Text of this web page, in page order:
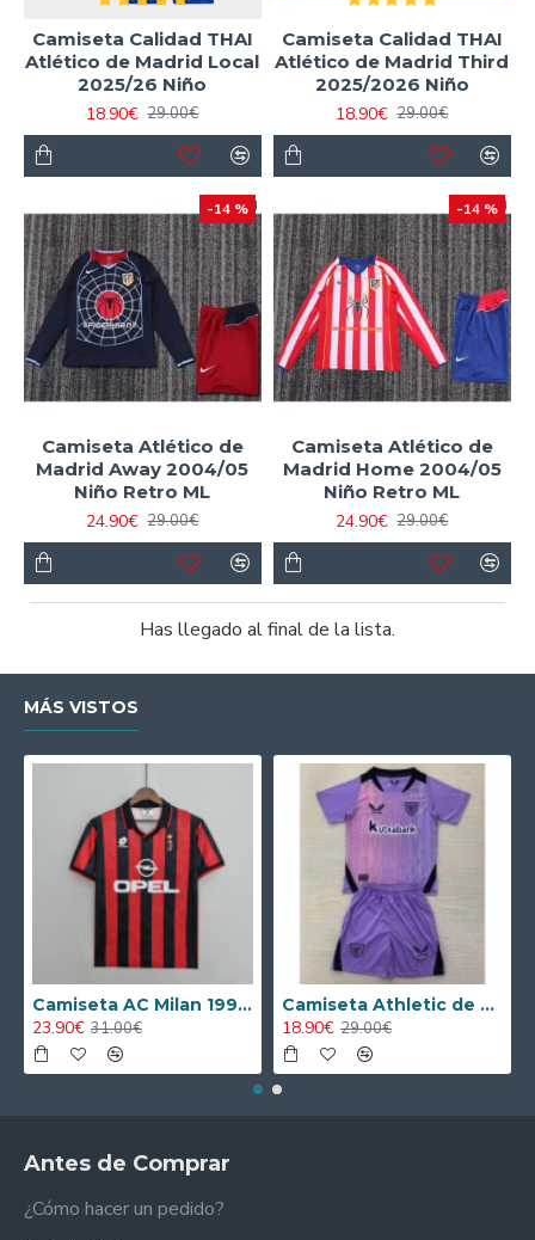
Camiseta Calidad THAI
Atlético de Madrid Local
2025/26 Niño
18.90€ 29.00€
Camiseta Calidad THAI
Atlético de Madrid Third
2025/2026 Niño
18.90€ 29.00€
-14 %
Camiseta Atlético de
Madrid Away 2004/05
Niño Retro ML
24.90€ 29.00€
-14 %
Camiseta Atlético de
Madrid Home 2004/05
Niño Retro ML
24.90€ 29.00€
Has llegado al final de la lista.
MÁS VISTOS
Camiseta AC Milan 1995/1996 Local Retro
23.90€ 31.00€
Camiseta Athletic de Bilbao 2024/2025 Alternativo Niño Kit
18.90€ 29.00€
Antes de Comprar
¿Cómo hacer un pedido?